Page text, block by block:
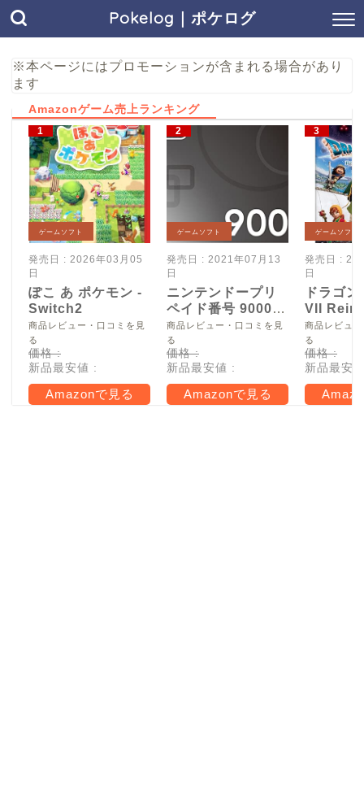
Pokelog｜ポケログ
※本ページにはプロモーションが含まれる場合があり
ます
Amazonゲーム売上ランキング
ゲームソフト
発売日 : 2026年03月05
日
ぽこ あ ポケモン -
Switch2
商品レビュー・口コミを見
る
価格 :
新品最安値 :
Amazonで見る
ゲームソフト
発売日 : 2021年07月13
日
ニンテンドープリ
ペイド番号 9000
円|オンラインコー
ド版
商品レビュー・口コミを見
る
価格 :
新品最安値 :
Amazonで見る
ゲームソフト
発売日 :
日
ドラゴ
VII
Switch2
商品レビュ
る
価格 :
新品最安